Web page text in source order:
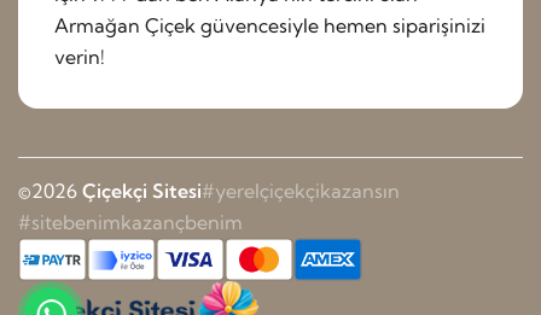
Armağan Çiçek güvencesiyle hemen siparişinizi
verin!
©2026 Çiçekçi Sitesi#yerelçiçekçikazansın
#sitebenimkazançbenim